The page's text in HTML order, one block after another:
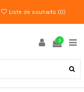
Liste de souhaits (0)
0